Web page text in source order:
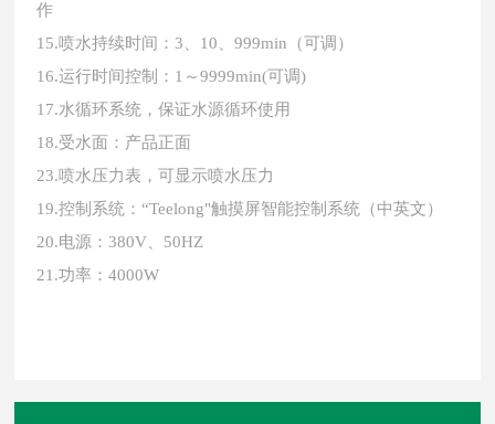
作
15.喷水持续时间：3、10、999min（可调）
16.运行时间控制：1～9999min(可调)
17.水循环系统，保证水源循环使用
18.受水面：产品正面
23.喷水压力表，可显示喷水压力
19.控制系统：“Teelong"触摸屏智能控制系统（中英文）
20.电源：380V、50HZ
21.功率：4000W